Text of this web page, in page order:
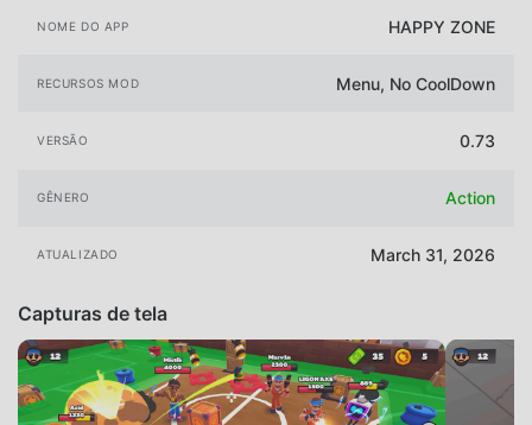
NOME DO APP HAPPY ZONE
RECURSOS MOD Menu, No CoolDown
VERSÃO 0.73
GÊNERO Action
ATUALIZADO March 31, 2026
Capturas de tela